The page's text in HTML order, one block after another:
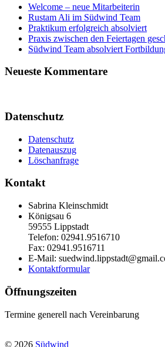
Welcome – neue Mitarbeiterin
Rustam Ali im Südwind Team
Praktikum erfolgreich absolviert
Praxis zwischen den Feiertagen
Südwind Team absolviert
Neueste Kommentare
Datenschutz
Datenschutz
Datenauszug
Löschanfrage
Kontakt
Sabrina Kleinschmidt
Königsau 6
59555 Lippstadt
Telefon: 02941.9516710
Fax: 02941.9516711
E-Mail:
Kontaktformular
Öffnungszeiten
Termine generell nach Vereinbarung
© 2026 Südwind